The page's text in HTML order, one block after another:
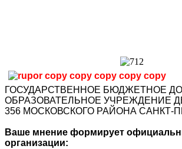
ГОСУДАРСТВЕННОЕ БЮДЖЕТНОЕ
ОБРАЗОВАТЕЛЬНОЕ УЧРЕЖДЕНИЕ
356 МОСКОВСКОГО РАЙОНА САНКТ-
Ваше мнение формирует
организации: